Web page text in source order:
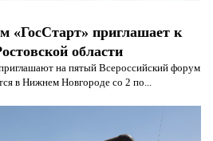
«ГосСтарт» приглашает к
области
на пятый Всероссийский форум
в Нижнем Новгороде со 2 по...